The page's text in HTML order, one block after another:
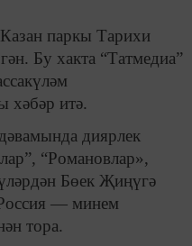
паркы Тарихи
Бу хакта “Татмедиа”
хәбәр итә.
диярлек
“Романовлар»,
Бөек Җиңүгә
— минем
тора.